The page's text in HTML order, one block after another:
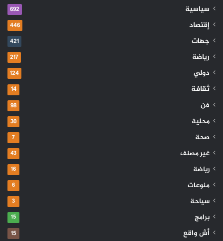
سياسية 692
إقتصاد 446
جهات 421
رياضة 217
دولي 124
ثقافة 14
فن 98
محلية 30
صحة 7
غير مصنف 43
رياضة 16
منوعات 6
سياحة 3
برامج 15
أش واقع 15